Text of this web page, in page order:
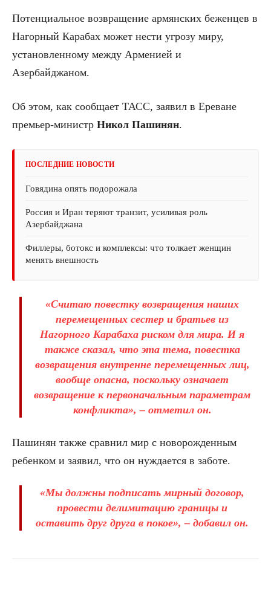
Потенциальное возвращение армянских беженцев в
Нагорный Карабах может нести угрозу миру,
установленному между Арменией и
Азербайджаном.
Об этом, как сообщает ТАСС, заявил в Ереване
премьер-министр Никол Пашинян.
ПОСЛЕДНИЕ НОВОСТИ
Говядина опять подорожала
Россия и Иран теряют транзит, усиливая роль
Азербайджана
Филлеры, ботокс и комплексы: что толкает женщин
менять внешность
«Считаю повестку возвращения наших
перемещенных сестер и братьев из
Нагорного Карабаха риском для мира. И я
также сказал, что эта тема, повестка
возвращения внутренне перемещенных лиц,
вообще опасна, поскольку означает
возвращение к первоначальным параметрам
конфликта», – отметил он.
Пашинян также сравнил мир с новорожденным
ребенком и заявил, что он нуждается в заботе.
«Мы должны подписать мирный договор,
провести делимитацию границы и
оставить друг друга в покое», – добавил он.